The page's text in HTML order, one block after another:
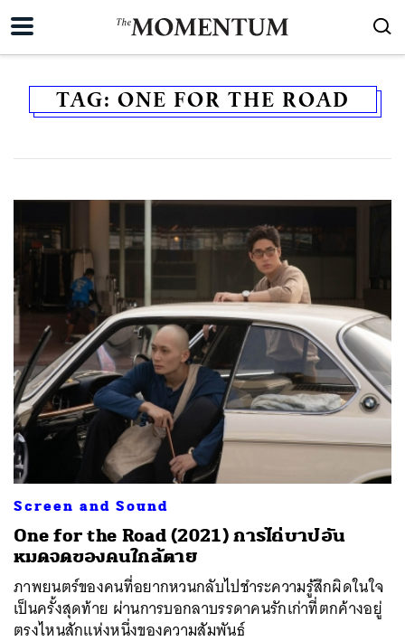
TAG: ONE FOR THE ROAD
Screen and Sound
One for the Road (2021) การไถ่บาปอัน
หมดจดของคนใกล้ตาย
ภาพยนตร์ของคนที่อยากหวนกลับไปชำระความรู้สึกผิดในใจ
เป็นครั้งสุดท้าย ผ่านการบอกลาบรรดาคนรักเก่าที่ตกค้างอยู่
ตรงไหนสักแห่งหนึ่งของความสัมพันธ์